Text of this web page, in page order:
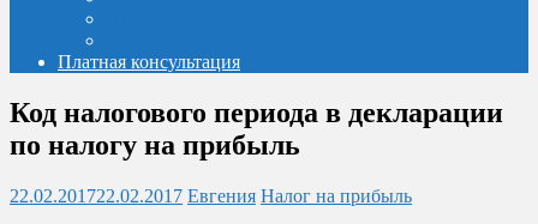
Платная консультация
Код налогового периода в декларации
по налогу на прибыль
22.02.201722.02.2017 Евгения Налог на прибыль